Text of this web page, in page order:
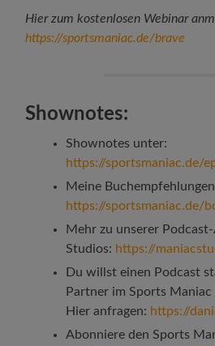
Hier zum kostenlosen Webinar
https://sportsmaniac.de/brave
Shownotes:
Shownotes unter:
https://sportsmaniac.de/
Meine
https://sportsmaniac.de/
Mehr zu unserer
Studios: https://
Du willst einen Podcast
Partner im Sports
Hier anfragen: https://
Abonniere den Sports